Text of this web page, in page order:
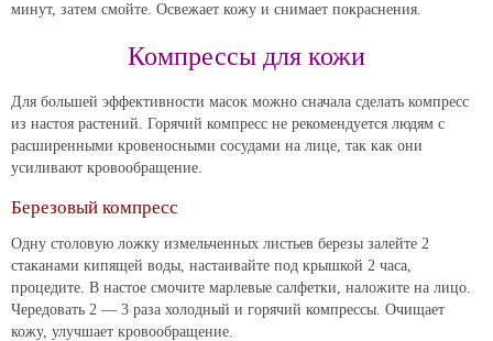
минут, затем смойте. Освежает кожу и снимает покраснения.
Компрессы для кожи
Для большей эффективности масок можно сначала сделать компресс
из настоя растений. Горячий компресс не рекомендуется людям с
расширенными кровеносными сосудами на лице, так как они
усиливают кровообращение.
Березовый компресс
Одну столовую ложку измельченных листьев березы залейте 2
стаканами кипящей воды, настаивайте под крышкой 2 часа,
процедите. В настое смочите марлевые салфетки, наложите на лицо.
Чередовать 2 — 3 раза холодный и горячий компрессы. Очищает
кожу, улучшает кровообращение.